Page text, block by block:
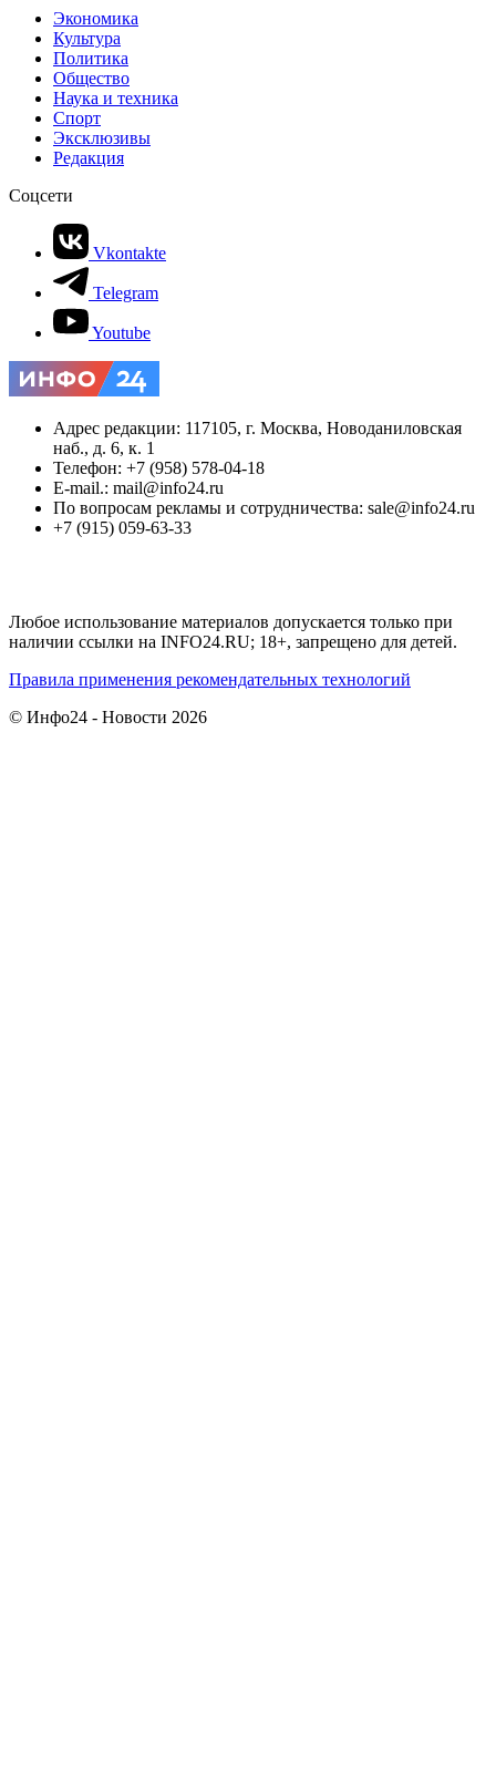
Экономика
Культура
Политика
Общество
Наука и техника
Спорт
Эксклюзивы
Редакция
Соцсети
Vkontakte
Telegram
Youtube
Адрес редакции: 117105, г. Москва, Новоданиловская
наб., д. 6, к. 1
Телефон: +7 (958) 578-04-18
E-mail.: mail@info24.ru
По вопросам рекламы и сотрудничества: sale@info24.ru
+7 (915) 059-63-33
Любое использование материалов допускается только при
наличии ссылки на INFO24.RU; 18+, запрещено для детей.
Правила применения рекомендательных технологий
© Инфо24 - Новости 2026